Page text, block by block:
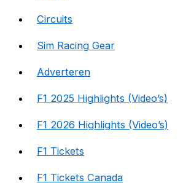
Circuits
Sim Racing Gear
Adverteren
F1 2025 Highlights (Video’s)
F1 2026 Highlights (Video’s)
F1 Tickets
F1 Tickets Canada